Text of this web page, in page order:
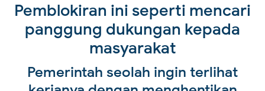
Pemblokiran ini seperti mencari
panggung dukungan kepada
masyarakat
Pemerintah seolah ingin terlihat